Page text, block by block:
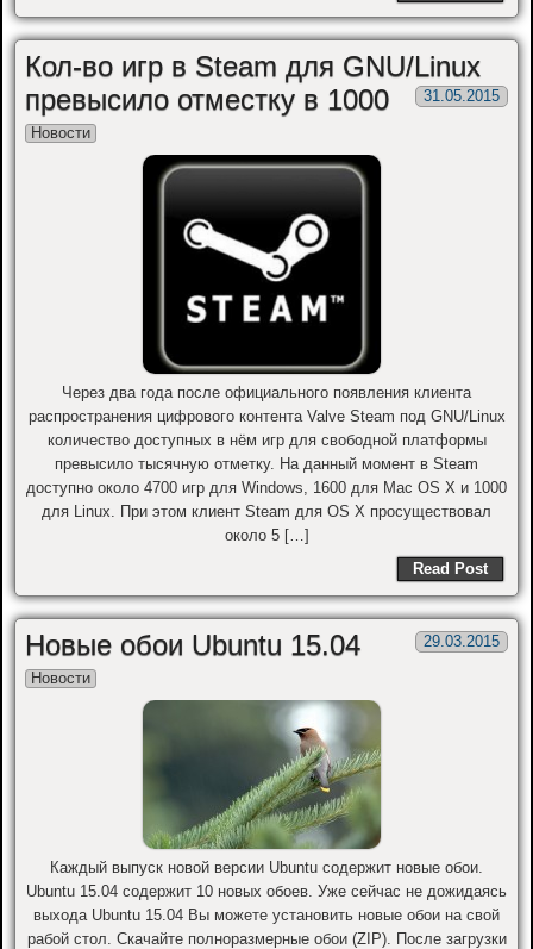
Кол-во игр в Steam для GNU/Linux
превысило отместку в 1000
31.05.2015
Новости
Через два года после официального появления клиента
распространения цифрового контента Valve Steam под GNU/Linux
количество доступных в нём игр для свободной платформы
превысило тысячную отметку. На данный момент в Steam
доступно около 4700 игр для Windows, 1600 для Mac OS X и 1000
для Linux. При этом клиент Steam для OS X просуществовал
около 5 […]
Read Post
Новые обои Ubuntu 15.04 29.03.2015
Новости
Каждый выпуск новой версии Ubuntu содержит новые обои.
Ubuntu 15.04 содержит 10 новых обоев. Уже сейчас не дожидаясь
выхода Ubuntu 15.04 Вы можете установить новые обои на свой
рабой стол. Скачайте полноразмерные обои (ZIP). После загрузки